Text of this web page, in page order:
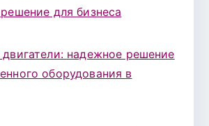
для бизнеса
надежное решение
оборудования в